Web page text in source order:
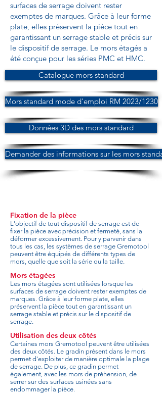
surfaces de serrage doivent rester
exemptes de marques. Grâce à leur forme
plate, elles préservent la pièce tout en
garantissant un serrage stable et précis sur
le dispositif de serrage. Le mors étagés a
été conçue pour les séries PMC et HMC.
Catalogue mors standard
Mors standard mode d'emploi RM 2023/1230
Données 3D des mors standard
Demander des informations sur les mors
Fixation de la pièce
L'objectif de tout dispositif de serrage est de
fixer la pièce avec précision et fermeté, sans la
déformer excessivement. Pour y parvenir dans
tous les cas, les systèmes de serrage Gremotool
peuvent être équipés de différents types de
mors, quelle que soit la série ou la taille.
Mors étagées
Les mors étagées sont utilisées lorsque les
surfaces de serrage doivent rester exemptes de
marques. Grâce à leur forme plate, elles
préservent la pièce tout en garantissant un
serrage stable et précis sur le dispositif de
serrage.
Utilisation des deux côtés
Certaines mors Gremotool peuvent être utilisées
des deux côtés. Le gradin présent dans le mors
permet d’exploiter de manière optimale la plage
de serrage. De plus, ce gradin permet
également, avec les mors de préhension, de
serrer sur des surfaces usinées sans
endommager la pièce.